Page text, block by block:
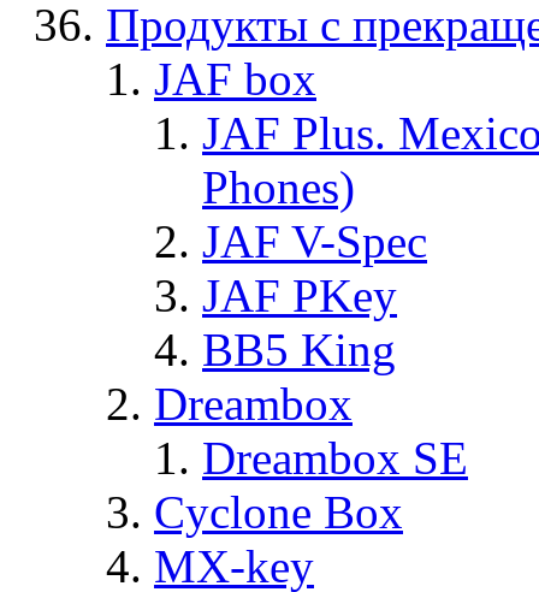
Продукты с
JAF box
JAF Plus.
Phones)
JAF V-Spec
JAF PKey
BB5 King
Dreambox
Dreambox SE
Cyclone Box
MX-key